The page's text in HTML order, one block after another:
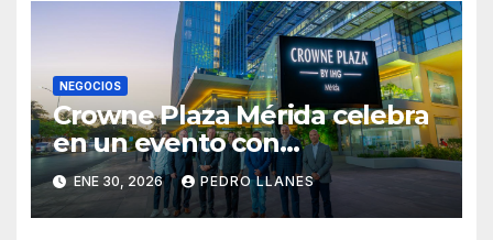
NEGOCIOS
Crowne Plaza Mérida celebra
en un evento con
autoridades y socios su
conversión y presenta nueva
oferta de hospitalidad
ENE 30, 2026 PEDRO LLANES